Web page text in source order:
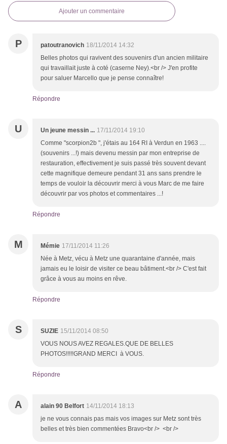
Ajouter un commentaire
P patoutranovich 18/11/2014 14:32
Belles photos qui ravivent des souvenirs d'un ancien militaire
qui travaillait juste à coté (caserne Ney).<br /> J'en profite
pour saluer Marcello que je pense connaître!
Répondre
U Un jeune messin ... 17/11/2014 19:10
Comme "scorpion2b ", j'étais au 164 RI à Verdun en 1963 ....
(souvenirs ...!) mais devenu messin par mon entreprise de
restauration, effectivement je suis passé très souvent devant
cette magnifique demeure pendant 31 ans sans prendre le
temps de vouloir la découvrir merci à vous Marc de me faire
découvrir par vos photos et commentaires ...!
Répondre
M Mémie 17/11/2014 11:26
Née à Metz, vécu à Metz une quarantaine d'année, mais
jamais eu le loisir de visiter ce beau bâtiment.<br /> C'est fait
grâce à vous au moins en rêve.
Répondre
S SUZIE 15/11/2014 08:50
VOUS NOUS AVEZ REGALES.QUE DE BELLES
PHOTOS!!!!!GRAND MERCI à VOUS.
Répondre
A alain 90 Belfort 14/11/2014 18:13
je ne vous connais pas mais vos images sur Metz sont très
belles et très bien commentées Bravo<br /> <br />